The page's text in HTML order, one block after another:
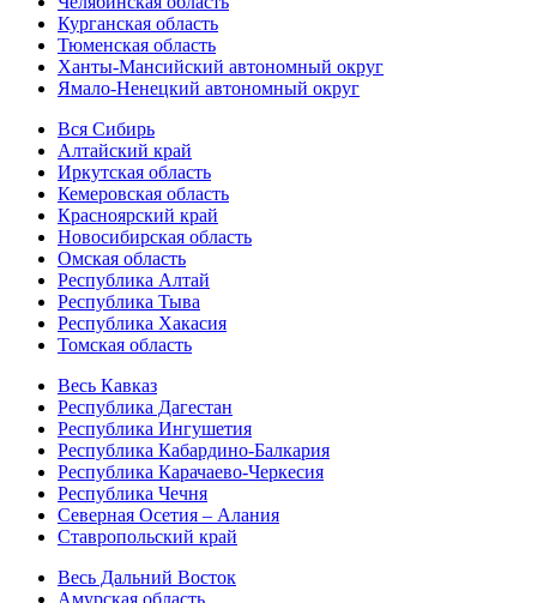
Курганская область
Тюменская область
Ханты-Мансийский автономный округ
Ямало-Ненецкий автономный округ
Вся Сибирь
Алтайский край
Иркутская область
Кемеровская область
Красноярский край
Новосибирская область
Омская область
Республика Алтай
Республика Тыва
Республика Хакасия
Томская область
Весь Кавказ
Республика Дагестан
Республика Ингушетия
Республика Кабардино-Балкария
Республика Карачаево-Черкесия
Республика Чечня
Северная Осетия – Алания
Ставропольский край
Весь Дальний Восток
Амурская область